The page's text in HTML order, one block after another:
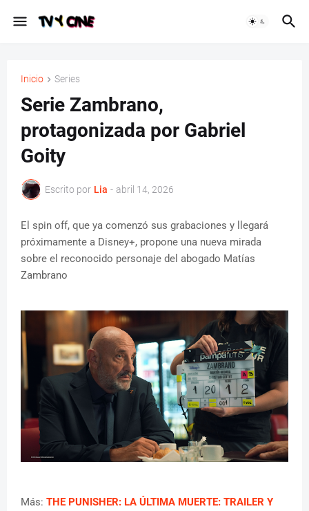
Inicio Series
Serie Zambrano,
protagonizada por Gabriel
Goity
Escrito por Lia - abril 14, 2026
El spin off, que ya comenzó sus grabaciones y llegará
próximamente a Disney+, propone una nueva mirada
sobre el reconocido personaje del abogado Matías
Zambrano
Más: THE PUNISHER: LA ÚLTIMA MUERTE: TRAILER Y